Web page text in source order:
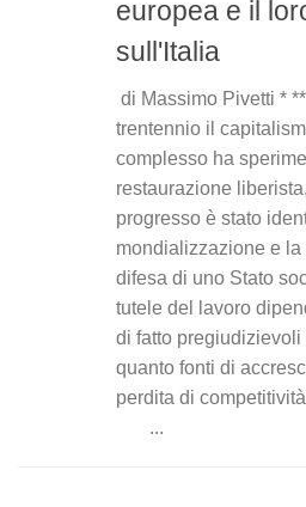
europea e il
sull'Italia
di Massimo Pivetti *
trentennio il
complesso ha
restaurazione
progresso è stato
mondializzazione e
difesa di uno Stato
tutele del lavoro
di fatto pregiudizievoli
quanto fonti di
perdita di
...